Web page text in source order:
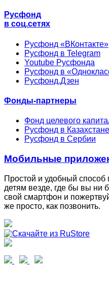
Русфонд
в соц.сетях
Русфонд «ВКонтакте»
Русфонд в Telegram
Youtube Русфонда
Русфонд в
Русфонд.Дзен
Фонды-партнеры
Фонд целевого
Русфонд в Казахстане
Русфонд в Сербии
Мобильные
Простой и удобный
детям везде, где бы вы ни
свой смартфон и
же просто, как позвонить.